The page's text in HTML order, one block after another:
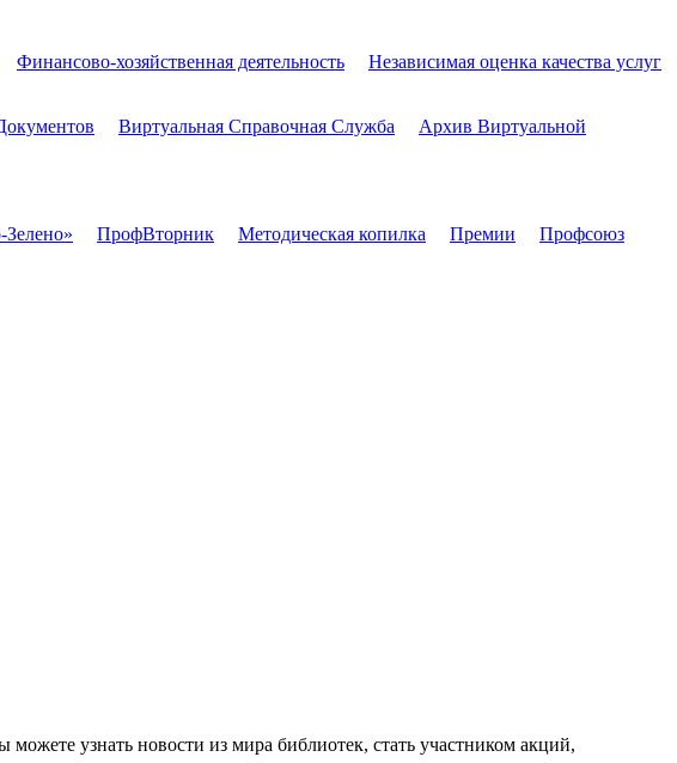
Финансово-хозяйственная деятельность
Независимая оценка качества услуг
Виртуальная Справочная Служба
Архив Виртуальной
ПрофВторник Методическая копилка Премии
Профсоюз
узнать новости из мира библиотек, стать участником акций,